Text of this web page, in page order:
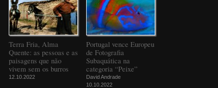
Terra Fria, Alma
Quente: as pessoas e as
paisagens que não
vivem sem os burros
12.10.2022
Portugal vence Europeu
de Fotografia
Subaquática na
categoria “Peixe”
David Andrade
10.10.2022